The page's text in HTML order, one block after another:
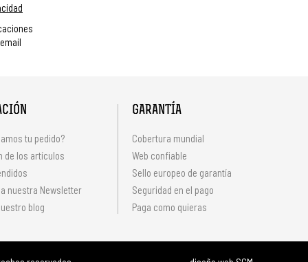
tu pedido?
de los artículos
nuestra Newsletter
blog
GARANTÍA
Cobertura mundial
Web confiable
Sello europeo de garantía
Seguridad en el pago
Paga como quieras